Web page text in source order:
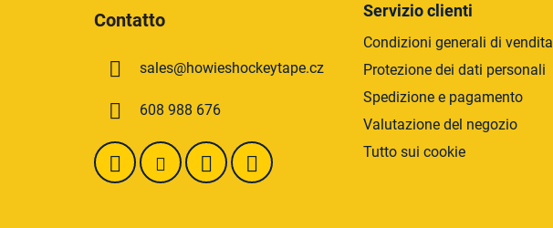
Contatto
sales@howieshockeytape.cz
608 988 676
Servizio clienti
Condizioni generali di vendita
Protezione dei dati personali
Spedizione e pagamento
Valutazione del negozio
Tutto sui cookie